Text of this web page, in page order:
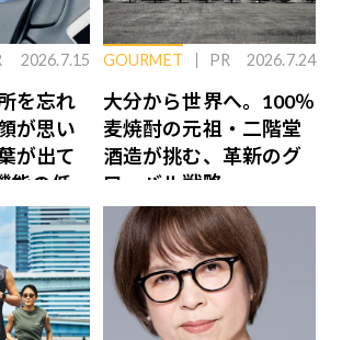
2026.7.15
を忘れ
が思い
が出て
能の低
インナ
GOURMET PR 2026.7.24
大分から世界へ。100％
麦焼酎の元祖・二階堂
酒造が挑む、革新のグ
ローバル戦略